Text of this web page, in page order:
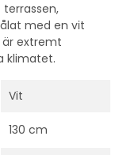
med en vit
extremt
klimatet.
Vit
130 cm